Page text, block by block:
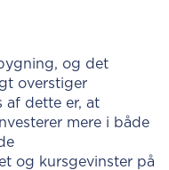
og det
overstiger
af dette er, at
mere i både
og kursgevinster på